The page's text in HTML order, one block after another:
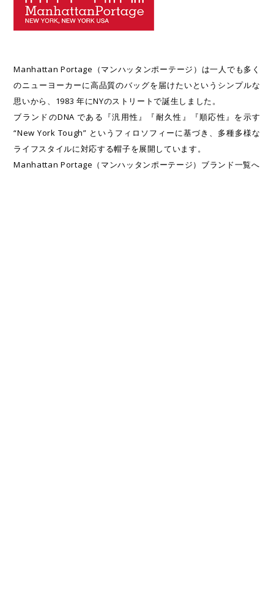
Manhattan Portage（マンハッタンポーテージ）は一人でも多く
のニューヨーカーに高品質のバッグを届けたいというシンプルな
思いから、1983 年にNYのストリートで誕生しました。
ブランドのDNA である『汎用性』『耐久性』『順応性』を示す
“New York Tough” というフィロソフィーに基づき、多種多様な
ライフスタイルに対応する帽子を展開しています。
Manhattan Portage（マンハッタンポーテージ）ブランド一覧へ